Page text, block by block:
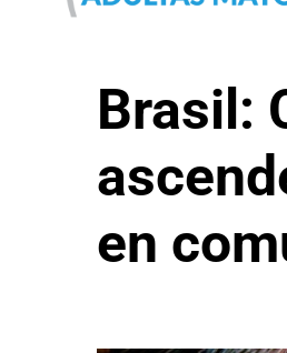
Brasil:
en